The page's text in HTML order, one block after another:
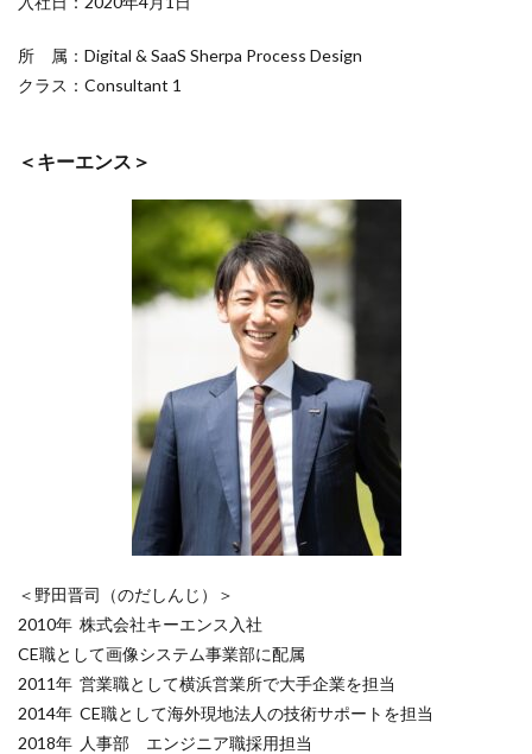
所 属：Digital & SaaS Sherpa Process Design
クラス：Consultant 1
＜キーエンス＞
＜野田晋司（のだしんじ）＞
2010年 株式会社キーエンス入社
CE職として画像システム事業部に配属
2011年 営業職として横浜営業所で大手企業を担当
2014年 CE職として海外現地法人の技術サポートを担当
2018年 人事部 エンジニア職採用担当